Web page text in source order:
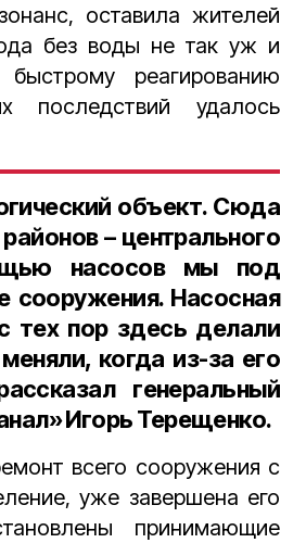
оставила жителей
без воды не так уж и
реагированию
последствий удалось
объект. Сюда
– центрального
насосов мы под
сооружения. Насосная
тех пор здесь делали
когда из-за его
генеральный
Игорь Терещенко.
всего сооружения с
уже завершена его
принимающие